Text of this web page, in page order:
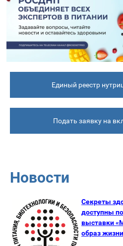
Единый реестр
Подать заявку на
Новости
Секреты
доступны
выставки
образ